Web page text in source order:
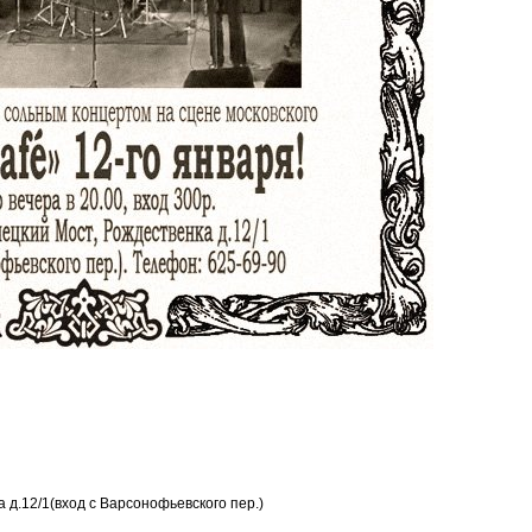
1(вход с Варсонофьевского пер.)